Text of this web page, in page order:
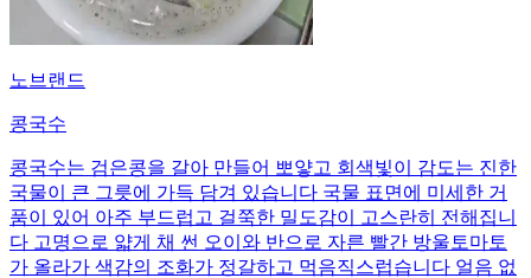
노브랜드
콩국수
콩국수는 검은콩을 갈아 만들어 뽀얗고 회색빛이 감도는 진한
국물이 큰 그릇에 가득 담겨 있습니다 국물 표면에 미세한 거
품이 있어 아주 부드럽고 걸쭉한 밀도감이 고스란히 전해집니
다 고명으로 얇게 채 썬 오이와 반으로 자른 빨간 방울토마토
가 올라가 색감의 조화가 정갈하고 먹음직스럽습니다 얼음 없